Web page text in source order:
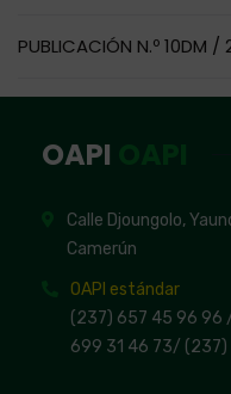
PUBLICACIÓN N.º
OAPI
Calle Djoungolo,
Camerún
OAPI estándar
(237) 657 45 96 96
699 31 46 73/ (237)